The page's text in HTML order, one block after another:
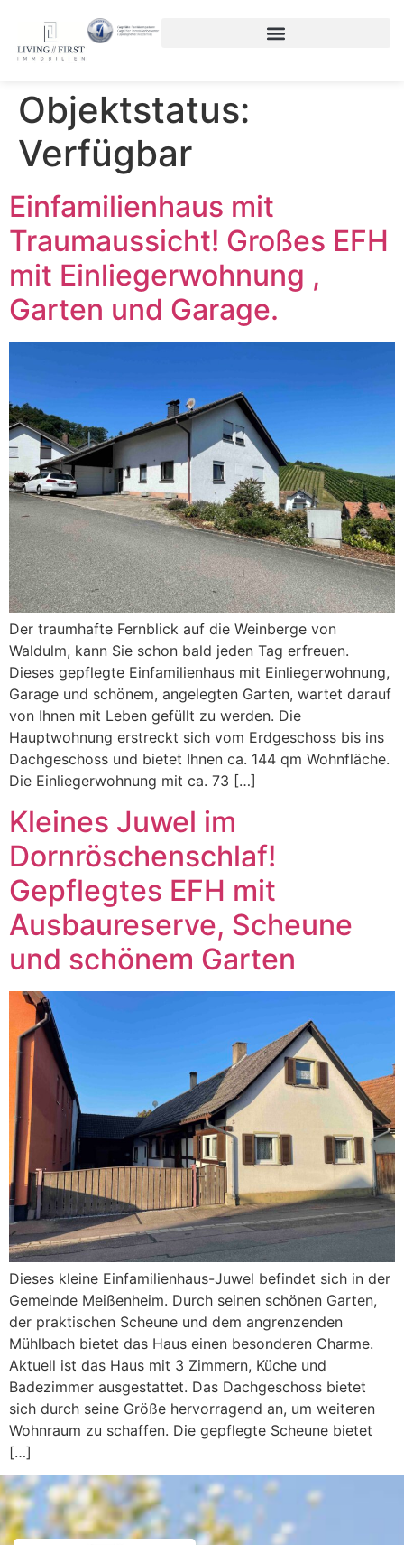
Objektstatus:
Verfügbar
Einfamilienhaus mit
Traumaussicht! Großes EFH
mit Einliegerwohnung ,
Garten und Garage.
Der traumhafte Fernblick auf die Weinberge von
Waldulm, kann Sie schon bald jeden Tag erfreuen.
Dieses gepflegte Einfamilienhaus mit Einliegerwohnung,
Garage und schönem, angelegten Garten, wartet darauf
von Ihnen mit Leben gefüllt zu werden. Die
Hauptwohnung erstreckt sich vom Erdgeschoss bis ins
Dachgeschoss und bietet Ihnen ca. 144 qm Wohnfläche.
Die Einliegerwohnung mit ca. 73 […]
Kleines Juwel im
Dornröschenschlaf!
Gepflegtes EFH mit
Ausbaureserve, Scheune
und schönem Garten
Dieses kleine Einfamilienhaus-Juwel befindet sich in der
Gemeinde Meißenheim. Durch seinen schönen Garten,
der praktischen Scheune und dem angrenzenden
Mühlbach bietet das Haus einen besonderen Charme.
Aktuell ist das Haus mit 3 Zimmern, Küche und
Badezimmer ausgestattet. Das Dachgeschoss bietet
sich durch seine Größe hervorragend an, um weiteren
Wohnraum zu schaffen. Die gepflegte Scheune bietet
[…]